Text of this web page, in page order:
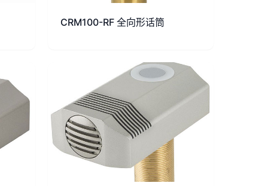
CRM100-RF 全向形话筒